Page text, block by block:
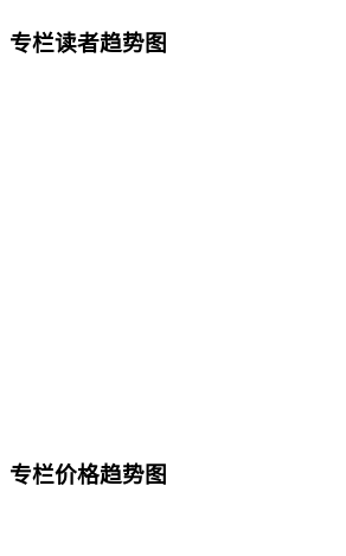
专栏读者趋势图
专栏价格趋势图